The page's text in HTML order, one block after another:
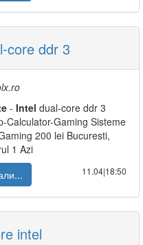
core ddr 3
- Intel dual-core ddr 3
Calculator-Gaming Sisteme
200 lei Bucuresti,
1 Azi
11.04|18:50
intel